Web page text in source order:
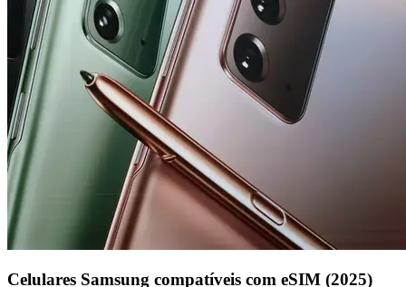
Celulares Samsung compatíveis com eSIM (2025)